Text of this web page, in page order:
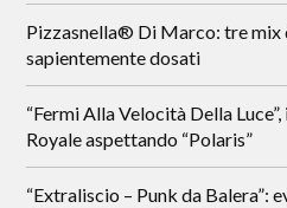
Pizzasnella® Di Marco: tre mix
sapientemente dosati
“Fermi Alla Velocità Della
Royale aspettando “Polaris”
“Extraliscio – Punk da Balera”: